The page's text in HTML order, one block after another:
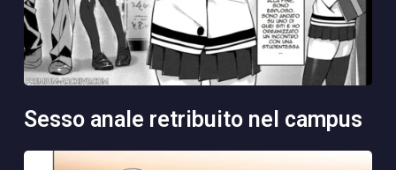
sesso anale retribuito nel campus